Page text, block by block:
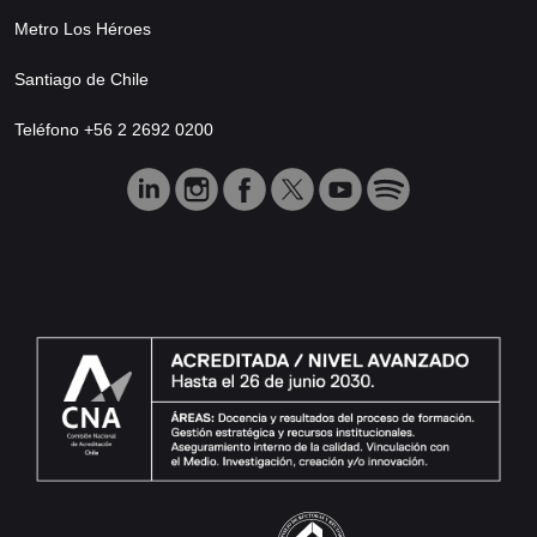
Metro Los Héroes
Santiago de Chile
Teléfono +56 2 2692 0200